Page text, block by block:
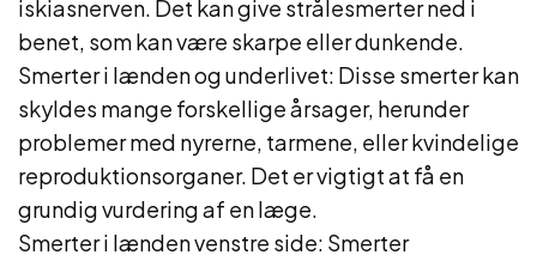
iskiasnerven. Det kan give strålesmerter ned i
benet, som kan være skarpe eller dunkende.
Smerter i lænden og underlivet: Disse smerter kan
skyldes mange forskellige årsager, herunder
problemer med nyrerne, tarmene, eller kvindelige
reproduktionsorganer. Det er vigtigt at få en
grundig vurdering af en læge.
Smerter i lænden venstre side: Smerter